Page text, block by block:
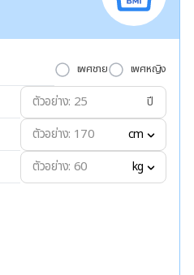
เพศชาย เพศหญิง
ปี
cm
kg